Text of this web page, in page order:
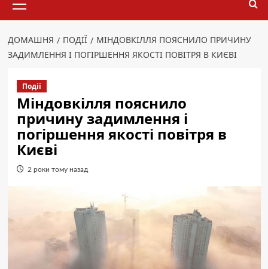
меню
ДОМАШНЯ ПОДІЇ
МІНДОВКІЛЛЯ ПОЯСНИЛО ПРИЧИНУ
ЗАДИМЛЕННЯ І ПОГІРШЕННЯ ЯКОСТІ ПОВІТРЯ В КИЄВІ
Події
Міндовкілля пояснило
причину задимлення і
погіршення якості повітря в
Києві
2 роки тому назад